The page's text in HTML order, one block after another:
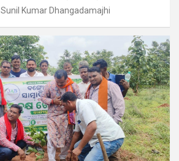
Sunil Kumar Dhangadamajhi